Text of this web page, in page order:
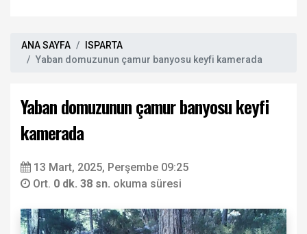
ANA SAYFA
ISPARTA
Yaban domuzunun çamur banyosu keyfi kamerada
Yaban domuzunun çamur banyosu keyfi
kamerada
13 Mart, 2025, Perşembe 09:25
Ort. 0 dk. 38 sn. okuma süresi